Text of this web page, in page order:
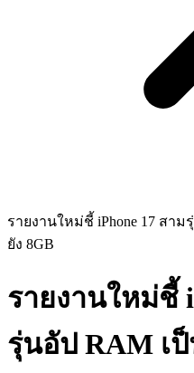
รายงานใหม่ชี้ iPhone 17 สา
ยัง 8GB
รายงานใหม่ชี้
รุ่นอัป RAM เ